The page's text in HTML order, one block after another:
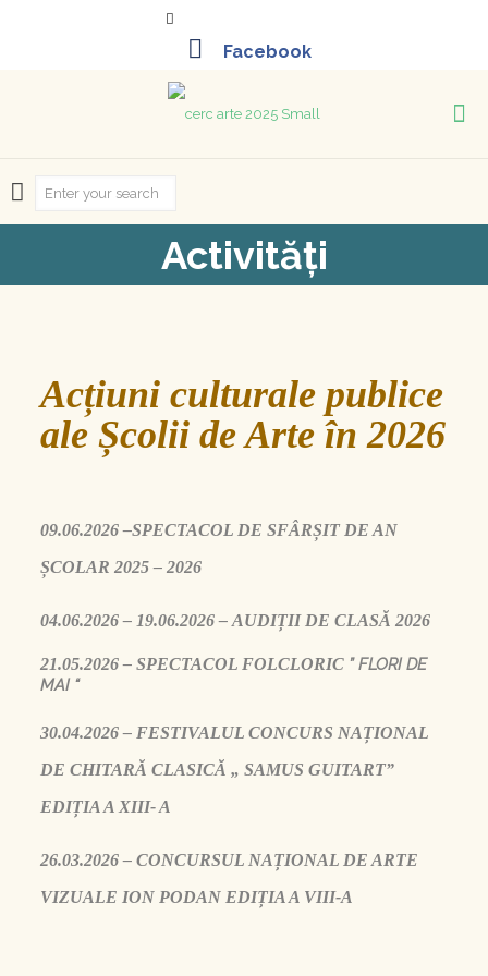
Activități
Acțiuni culturale publice
ale Școlii de Arte în 2026
09.06.2026 –SPECTACOL DE SFÂRȘIT DE AN
ȘCOLAR 2025 –2026
04.06.2026 – 19.06.2026 – AUDIȚII DE CLASĂ 2026
21.05.2026 – SPECTACOL FOLCLORIC ” FLORI DE
MAI “
30.04.2026 – FESTIVALUL CONCURS NAȚIONAL
DE CHITARĂ CLASICĂ „ SAMUS GUITART”
EDIȚIA A XIII- A
26.03.2026 – CONCURSUL NAȚIONAL DE ARTE
VIZUALE ION PODAN EDIȚIA A VIII-A